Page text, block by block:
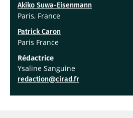
Akiko Suwa-Eisenmann
Paris, France
Patrick Caron
Paris France
Rédactrice
Ysaline Sanguine
redaction@cirad.fr